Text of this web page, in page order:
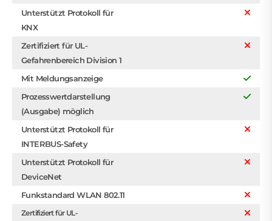
Unterstützt Protokoll für
KNX
Zertifiziert für UL-
Gefahrenbereich Division 1
Mit Meldungsanzeige
Prozesswertdarstellung
(Ausgabe) möglich
Unterstützt Protokoll für
INTERBUS-Safety
Unterstützt Protokoll für
DeviceNet
Funkstandard WLAN 802.11
Zertifiziert für UL-